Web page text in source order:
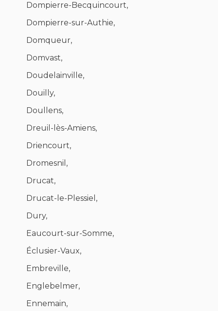
Dompierre-Becquincourt,
Dompierre-sur-Authie,
Domqueur,
Domvast,
Doudelainville,
Douilly,
Doullens,
Dreuil-lès-Amiens,
Driencourt,
Dromesnil,
Drucat,
Drucat-le-Plessiel,
Dury,
Eaucourt-sur-Somme,
Éclusier-Vaux,
Embreville,
Englebelmer,
Ennemain,